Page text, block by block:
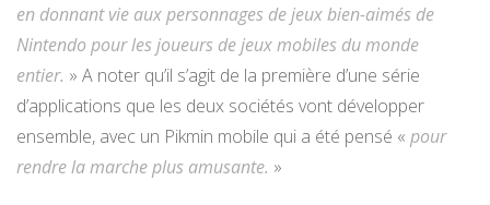
en donnant vie aux personnages de jeux bien-aimés de
Nintendo pour les joueurs de jeux mobiles du monde
entier. » A noter qu’il s’agit de la première d’une série
d’applications que les deux sociétés vont développer
ensemble, avec un Pikmin mobile qui a été pensé « pour
rendre la marche plus amusante. »